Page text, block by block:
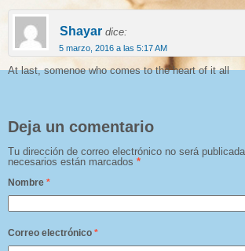
Shayar dice:
5 marzo, 2016 a las 5:17 AM
At last, somenoe who comes to the heart of it all
Deja un comentario
Tu dirección de correo electrónico no será
necesarios están marcados *
Nombre *
Correo electrónico *